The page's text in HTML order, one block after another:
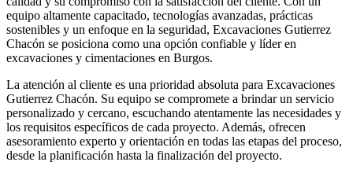
equipo altamente capacitado, tecnologías avanzadas, prácticas
sostenibles y un enfoque en la seguridad, Excavaciones Gutierrez
Chacón se posiciona como una opción confiable y líder en
excavaciones y cimentaciones en Burgos.
La atención al cliente es una prioridad absoluta para Excavaciones
Gutierrez Chacón. Su equipo se compromete a brindar un servicio
personalizado y cercano, escuchando atentamente las necesidades y
los requisitos específicos de cada proyecto. Además, ofrecen
asesoramiento experto y orientación en todas las etapas del proceso,
desde la planificación hasta la finalización del proyecto.